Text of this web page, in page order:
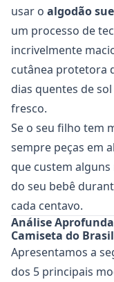
usar o algodão
um processo de
incrivelmente
cutânea protetora
dias quentes de
fresco.
Se o seu filho tem
sempre peças em
que custem
do seu bebê
cada centavo.
Análise
Camiseta do
Apresentamos a
dos 5 principais